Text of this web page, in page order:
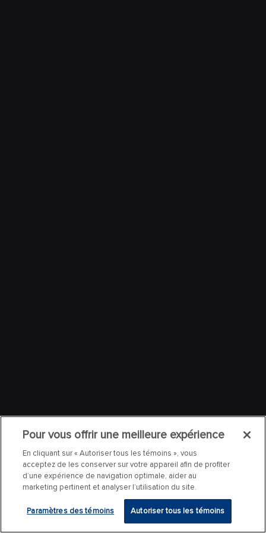
Pour vous offrir une meilleure expérience
En cliquant sur « Autoriser tous les témoins », vous
acceptez de les conserver sur votre appareil afin de profiter
d’une expérience de navigation optimale, aider au
marketing pertinent et analyser l’utilisation du site.
Paramètres des témoins Autoriser tous les témoins